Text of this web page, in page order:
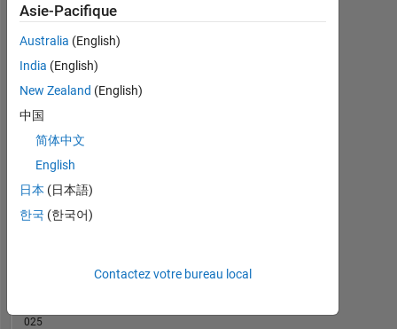
CONTRIBUTIONS L
0
3
5
6
7
8
025
Asie-Pacifique
Australia (English)
India (English)
New Zealand (English)
中国
简体中文
English
日本 (日本語)
한국 (한국어)
Contactez votre bureau local